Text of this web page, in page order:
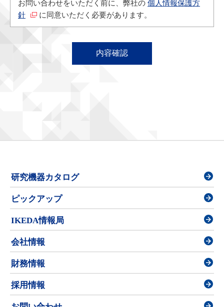
お問い合わせをいただく前に、弊社の 個人情報保護方
針
に同意いただく必要があります。
研究機器カタログ
ピックアップ
IKEDA情報局
会社情報
財務情報
採用情報